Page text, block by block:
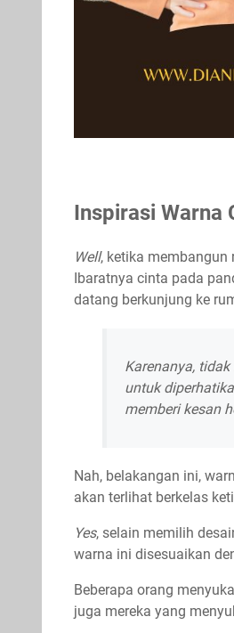
Inspirasi Warna
Well, ketika
Ibaratnya cinta pada
datang berkunjung ke
Karenanya,
untuk
memberi kesan
Nah, belakangan ini,
akan terlihat berkelas
Yes, selain memilih
warna ini disesuaikan
Beberapa orang
juga mereka yang